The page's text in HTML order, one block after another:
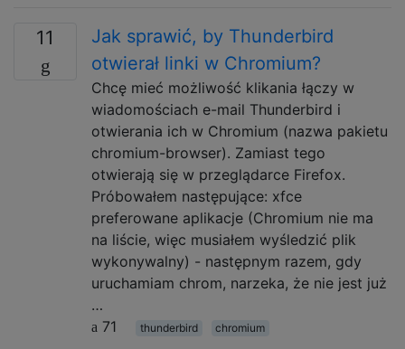
11
Jak sprawić, by Thunderbird
otwierał linki w Chromium?
Chcę mieć możliwość klikania łączy w
wiadomościach e-mail Thunderbird i
otwierania ich w Chromium (nazwa pakietu
chromium-browser). Zamiast tego
otwierają się w przeglądarce Firefox.
Próbowałem następujące: xfce
preferowane aplikacje (Chromium nie ma
na liście, więc musiałem wyśledzić plik
wykonywalny) - następnym razem, gdy
uruchamiam chrom, narzeka, że ​​nie jest już
…
71
thunderbird chromium